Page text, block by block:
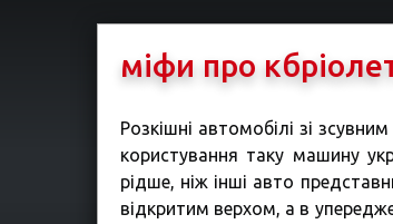
міфи про
Розкішні автомобілі зі
користування таку машину
рідше, ніж інші авто
відкритим верхом, а в